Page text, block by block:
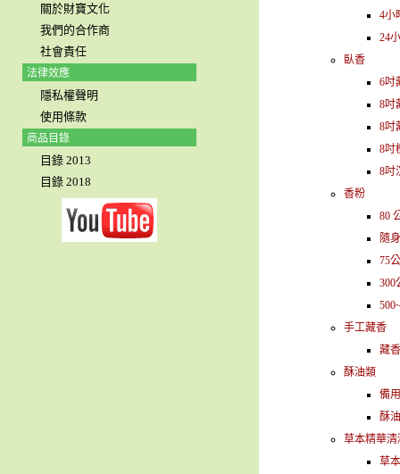
關於財寶文化
我們的合作商
社會責任
法律效應
隱私權聲明
使用條款
商品目錄
目錄 2013
目錄 2018
4小
24
臥香
6吋
8吋
8吋
8吋
8吋
香粉
80
隨
75
300
手工藏香
藏香
酥油類
備
酥
草本精華清
草